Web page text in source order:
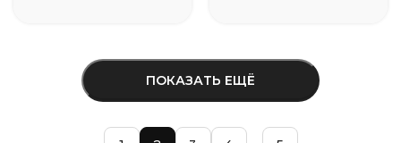
ПОКАЗАТЬ ЕЩЁ